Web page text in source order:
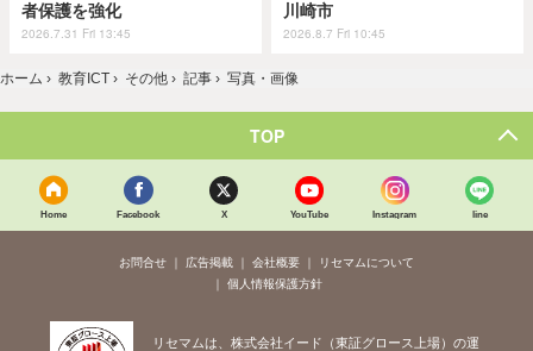
者保護を強化
2026.7.31 Fri 13:45
川崎市
2026.8.7 Fri 10:45
ホーム › 教育ICT › その他 › 記事 › 写真・画像
TOP
Home Facebook X YouTube Instagram line
お問合せ 広告掲載 会社概要
リセマムについて
個人情報保護方針
リセマムは、株式会社イード（東証グロース上場）の運